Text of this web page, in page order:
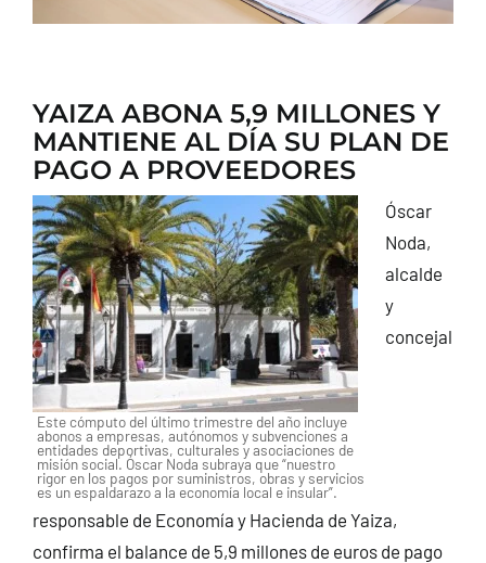
YAIZA ABONA 5,9 MILLONES Y
MANTIENE AL DÍA SU PLAN DE
PAGO A PROVEEDORES
Este cómputo del último trimestre del año incluye
abonos a empresas, autónomos y subvenciones a
entidades deportivas, culturales y asociaciones de
misión social. Óscar Noda subraya que “nuestro
rigor en los pagos por suministros, obras y servicios
es un espaldarazo a la economía local e insular”.
Óscar
Noda,
alcalde
y
concejal
responsable de Economía y Hacienda de Yaiza,
confirma el balance de 5,9 millones de euros de pago